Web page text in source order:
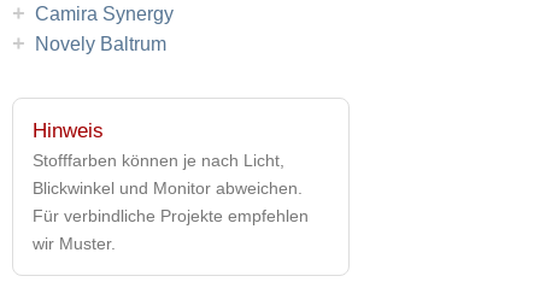
+ Camira Synergy
+ Novely Baltrum
Hinweis
Stofffarben können je nach Licht,
Blickwinkel und Monitor abweichen.
Für verbindliche Projekte empfehlen
wir Muster.